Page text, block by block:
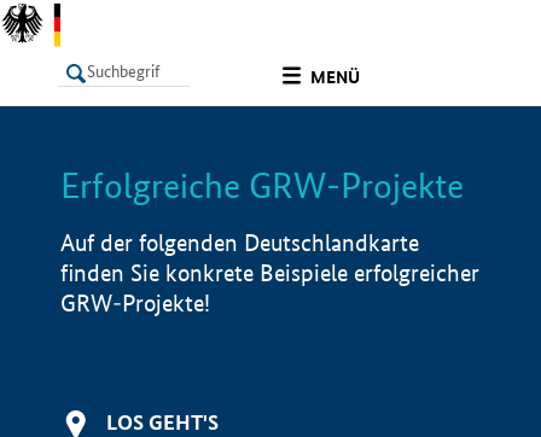
MENÜ
LISTE Info
Erfolgreiche GRW-Projekte
Auf der folgenden Deutschlandkarte
finden Sie konkrete Beispiele erfolgreicher
GRW-Projekte!
LOS GEHT'S